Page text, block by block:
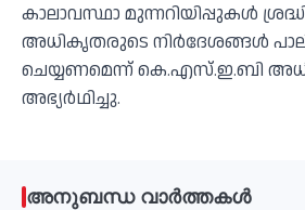
കാലാവസ്ഥാ മുന്നറിയിപ്പുകള്‍
അധികൃതരുടെ നിര്‍ദേശങ്ങള്‍
ചെയ്യണമെന്ന് കെ.എസ്.ഇ.ബി
അഭ്യര്‍ഥിച്ചു.
അനുബന്ധ വാർത്തകൾ